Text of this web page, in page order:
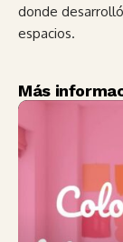
donde
espacios.
Más